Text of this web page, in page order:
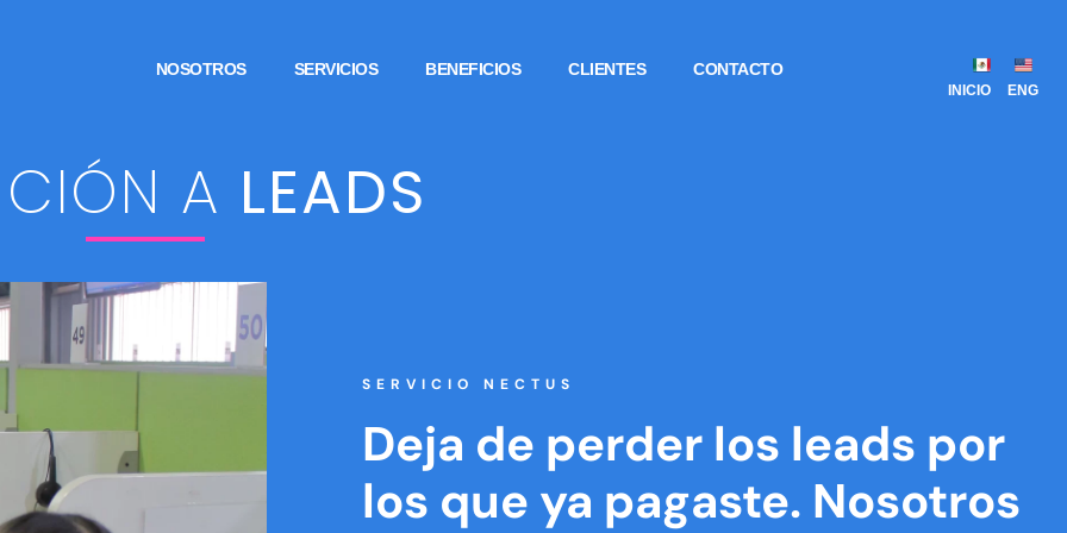
NOSOTROS SERVICIOS BENEFICIOS CLIENTES CONTACTO
INICIO ENG
A LEADS
SERVICIO NECTUS
Deja de perder los leads por
los que ya pagaste. Nosotros